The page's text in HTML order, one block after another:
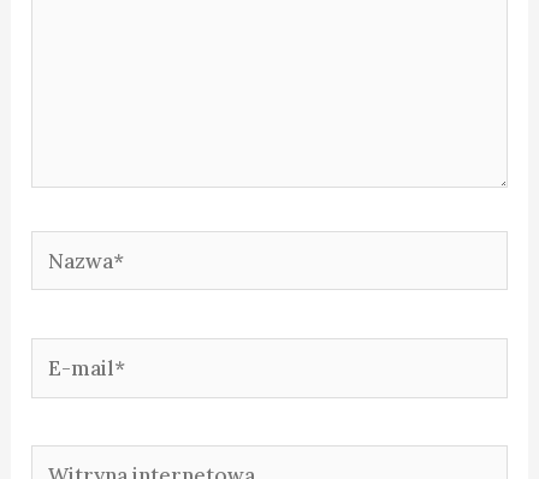
Nazwa*
E-
mail*
Witryna